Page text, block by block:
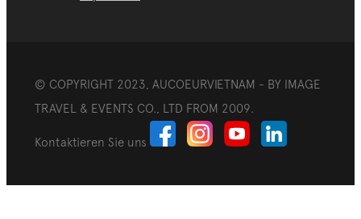
© COPYRIGHT 2023, AUCOEURVIETNAM - BY IMAGE
TRAVEL & EVENTS CO., LTD FROM 2009.
Kontaktieren Sie uns